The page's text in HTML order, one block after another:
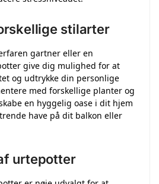
stilarter
gartner eller en
give dig mulighed for at
og udtrykke din personlige
med forskellige planter og
en hyggelig oase i dit hjem
have på dit balkon eller
urtepotter